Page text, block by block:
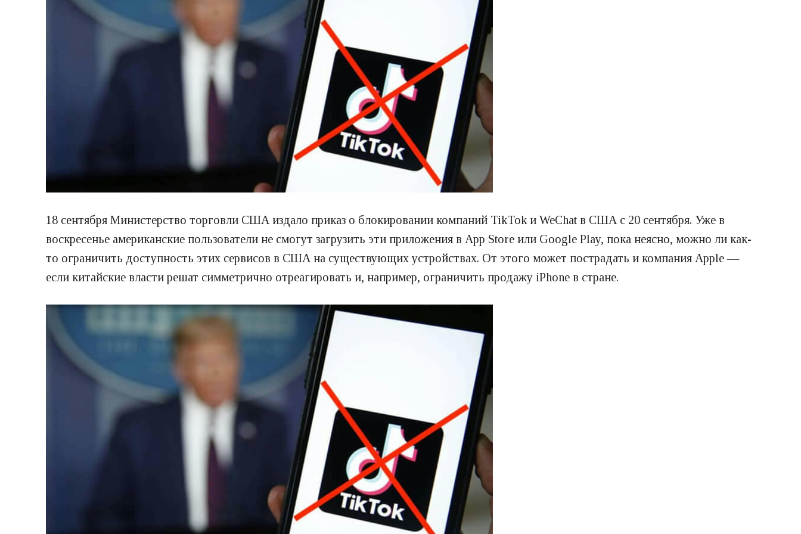
18 сентября Министерство торговли США издало приказ о блокировании компаний TikTok и WeChat в США с 20 сентября. Уже в
воскресенье американские пользователи не смогут загрузить эти приложения в App Store или Google Play, пока неясно, можно ли как-
то ограничить доступность этих сервисов в США на существующих устройствах. От этого может пострадать и компания Apple —
если китайские власти решат симметрично отреагировать и, например, ограничить продажу iPhone в стране.